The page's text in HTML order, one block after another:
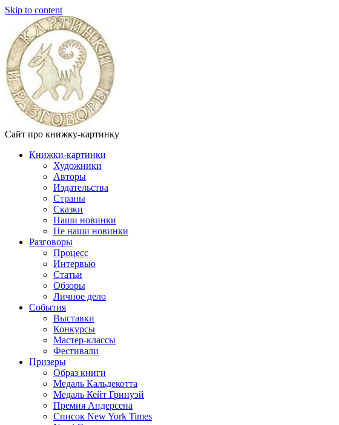
Skip to content
Сайт про книжку-картинку
Книжки-картинки
Художники
Авторы
Издательства
Страны
Сказки
Наши новинки
Не наши новинки
Разговоры
Процесс
Интервью
Статьи
Обзоры
Личное дело
События
Выставки
Конкурсы
Мастер-классы
Фестивали
Призеры
Образ книги
Медаль Кальдекотта
Медаль Кейт Гринуэй
Премия Андерсена
Список New York Times